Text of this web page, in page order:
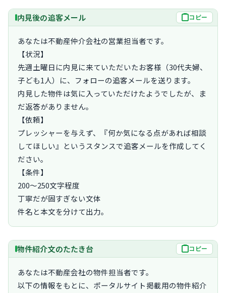
内見後の追客メール コピー
あなたは不動産仲介会社の営業担当者です。
【状況】
先週土曜日に内見に来ていただいたお客様（30代夫婦、
子ども1人）に、フォローの追客メールを送ります。
内見した物件は気に入っていただけたようでしたが、ま
だ返答がありません。
【依頼】
プレッシャーを与えず、『何か気になる点があれば相談
してほしい』というスタンスで追客メールを作成してく
ださい。
【条件】
200〜250文字程度
丁寧だが固すぎない文体
件名と本文を分けて出力。
物件紹介文のたたき台 コピー
あなたは不動産会社の物件担当者です。
以下の情報をもとに、ポータルサイト掲載用の物件紹介